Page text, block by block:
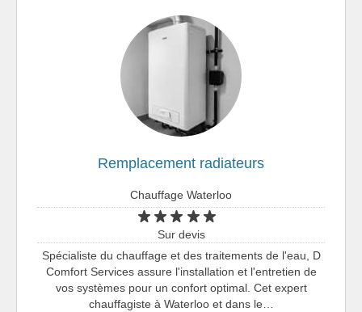
Remplacement radiateurs
Chauffage Waterloo
Sur devis
Spécialiste du chauffage et des traitements de l'eau, D
Comfort Services assure l'installation et l'entretien de
vos systèmes pour un confort optimal. Cet expert
chauffagiste à Waterloo et dans le…